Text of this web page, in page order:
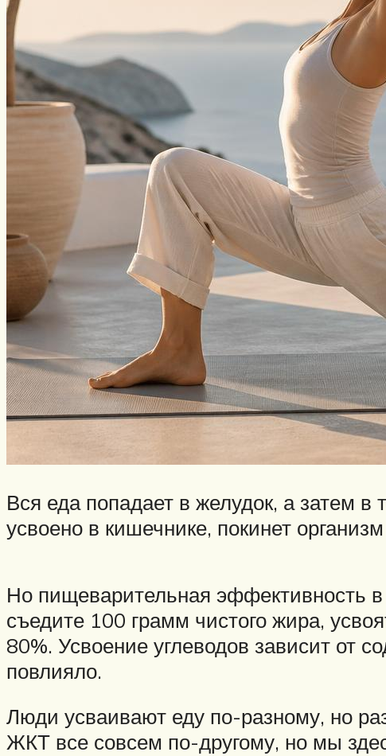
Вся еда попадает в желудок, а затем в
усвоено в кишечнике, покинет
Но пищеварительная эффективность
съедите 100 грамм чистого жира,
80%. Усвоение углеводов зависит от
повлияло.
Люди усваивают еду по-разному, но
ЖКТ все совсем по-другому, но мы